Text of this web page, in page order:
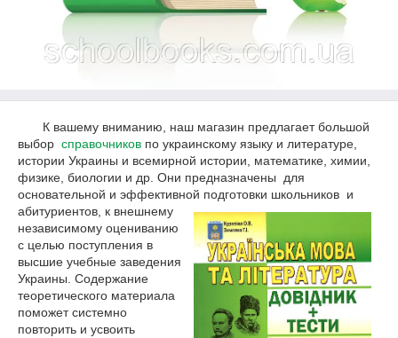
К вашему вниманию, наш магазин предлагает большой
выбор справочников по украинскому языку и литературе,
истории Украины и всемирной истории, математике, химии,
физике, биологии и др. Они предназначены для
основательной и эффективной подготовки школьников и
абитуриентов, к внешнему
независимому оцениванию
с целью поступления в
высшие учебные заведения
Украины. Содержание
теоретического материала
поможет системно
повторить и усвоить